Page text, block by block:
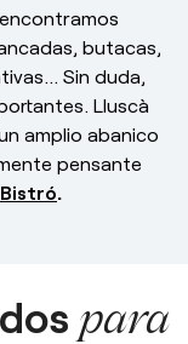
encontramos
butacas,
Sin duda,
Lluscà
amplio abanico
pensante
Bistró.
para